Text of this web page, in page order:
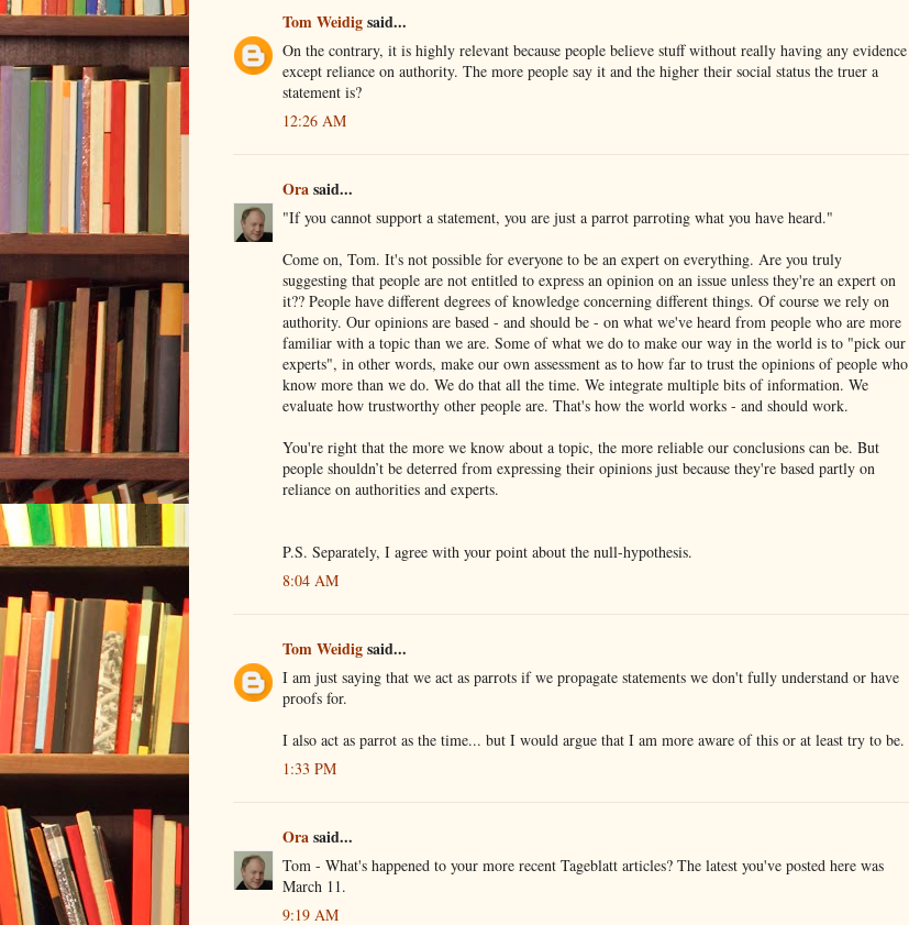
Tom Weidigsaid...
On the contrary, it is highly relevant because people believe stuff without really having any evidence
except reliance on authority. The more people say it and the higher their social status the truer a
statement is?
12:26 AM
Orasaid...
"If you cannot support a statement, you are just a parrot parroting what you have heard."
Come on, Tom. It's not possible for everyone to be an expert on everything. Are you truly
suggesting that people are not entitled to express an opinion on an issue unless they're an expert on
it?? People have different degrees of knowledge concerning different things. Of course we rely on
authority. Our opinions are based - and should be - on what we've heard from people who are more
familiar with a topic than we are. Some of what we do to make our way in the world is to "pick our
experts", in other words, make our own assessment as to how far to trust the opinions of people who
know more than we do. We do that all the time. We integrate multiple bits of information. We
evaluate how trustworthy other people are. That's how the world works - and should work.
You're right that the more we know about a topic, the more reliable our conclusions can be. But
people shouldn’t be deterred from expressing their opinions just because they're based partly on
reliance on authorities and experts.
P.S. Separately, I agree with your point about the null-hypothesis.
8:04 AM
Tom Weidigsaid...
I am just saying that we act as parrots if we propagate statements we don't fully understand or have
proofs for.
I also act as parrot as the time... but I would argue that I am more aware of this or at least try to be.
1:33 PM
Orasaid...
Tom - What's happened to your more recent Tageblatt articles? The latest you've posted here was
March 11.
9:19 AM